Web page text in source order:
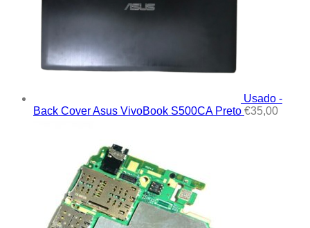
Usado -
Back Cover Asus VivoBook S500CA Preto €35,00